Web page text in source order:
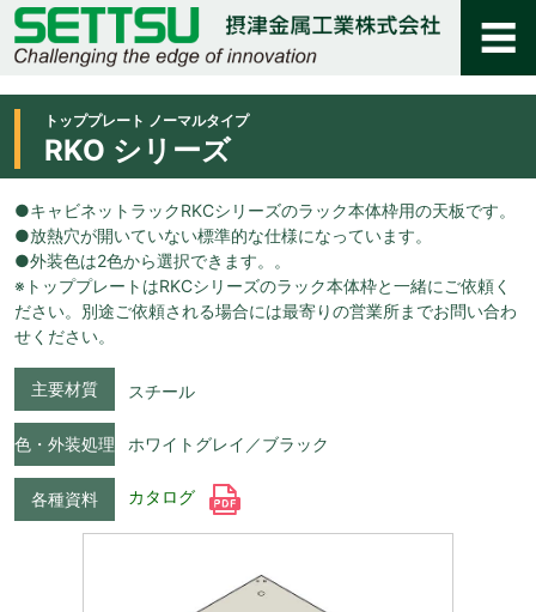
トッププレート ノーマルタイプ
RKO シリーズ
●キャビネットラックRKCシリーズのラック本体枠用の天板です。
●放熱穴が開いていない標準的な仕様になっています。
●外装色は2色から選択できます。。
※トッププレートはRKCシリーズのラック本体枠と一緒にご依頼く
ださい。別途ご依頼される場合には最寄りの営業所までお問い合わ
せください。
主要材質 スチール
色・外装処理 ホワイトグレイ／ブラック
各種資料 カタログ